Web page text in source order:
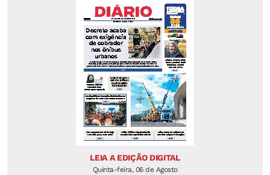
LEIA A EDIÇÃO DIGITAL
Quinta-feira, 06 de Agosto